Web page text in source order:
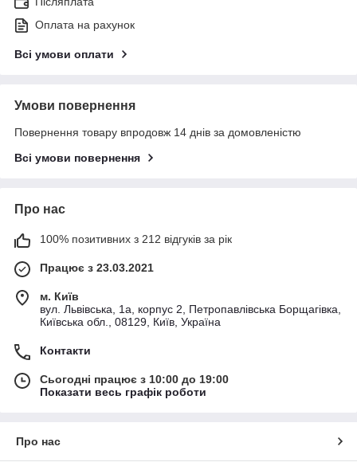
Оплата на рахунок
Всі умови оплати
Умови повернення
Повернення товару впродовж 14 днів за домовленістю
Всі умови повернення
Про нас
100% позитивних з 212 відгуків за рік
Працює з 23.03.2021
м. Київ
вул. Львівська, 1а, корпус 2, Петропавлівська Борщагівка,
Київська обл., 08129, Київ, Україна
Контакти
Сьогодні працює з 10:00 до 19:00
Показати весь графік роботи
Про нас